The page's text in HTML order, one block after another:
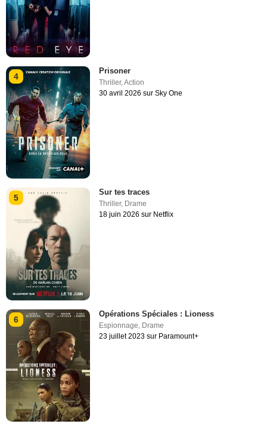
4
Prisoner
Thriller,Action
30 avril 2026 sur Sky One
5
Sur tes traces
Thriller, Drame
18 juin 2026 sur Netflix
6
Opérations Spéciales : Lioness
Espionnage Drame
23 juillet 2023 sur Paramount+